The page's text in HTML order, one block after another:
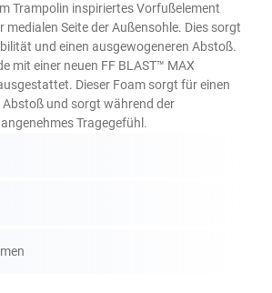
Trampolin inspiriertes Vorfußelement
medialen Seite der Außensohle. Dies sorgt
und einen ausgewogeneren Abstoß.
mit einer neuen FF BLAST™ MAX
Dieser Foam sorgt für einen
Abstoß und sorgt während der
Tragegefühl.